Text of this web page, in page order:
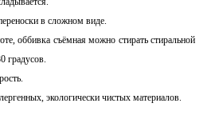
в сложном виде.
оббивка съёмная можно стирать стиральной
градусов.
экологически чистых материалов.